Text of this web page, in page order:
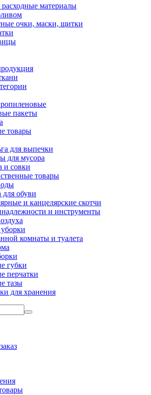
материалы
очки, маски, щитки
пакеты
товары
для выпечки
для мусора
и совки
товары
обуви
и канцелярские скотчи
и инструменты
комнаты и туалета
губки
перчатки
тазы
для хранения